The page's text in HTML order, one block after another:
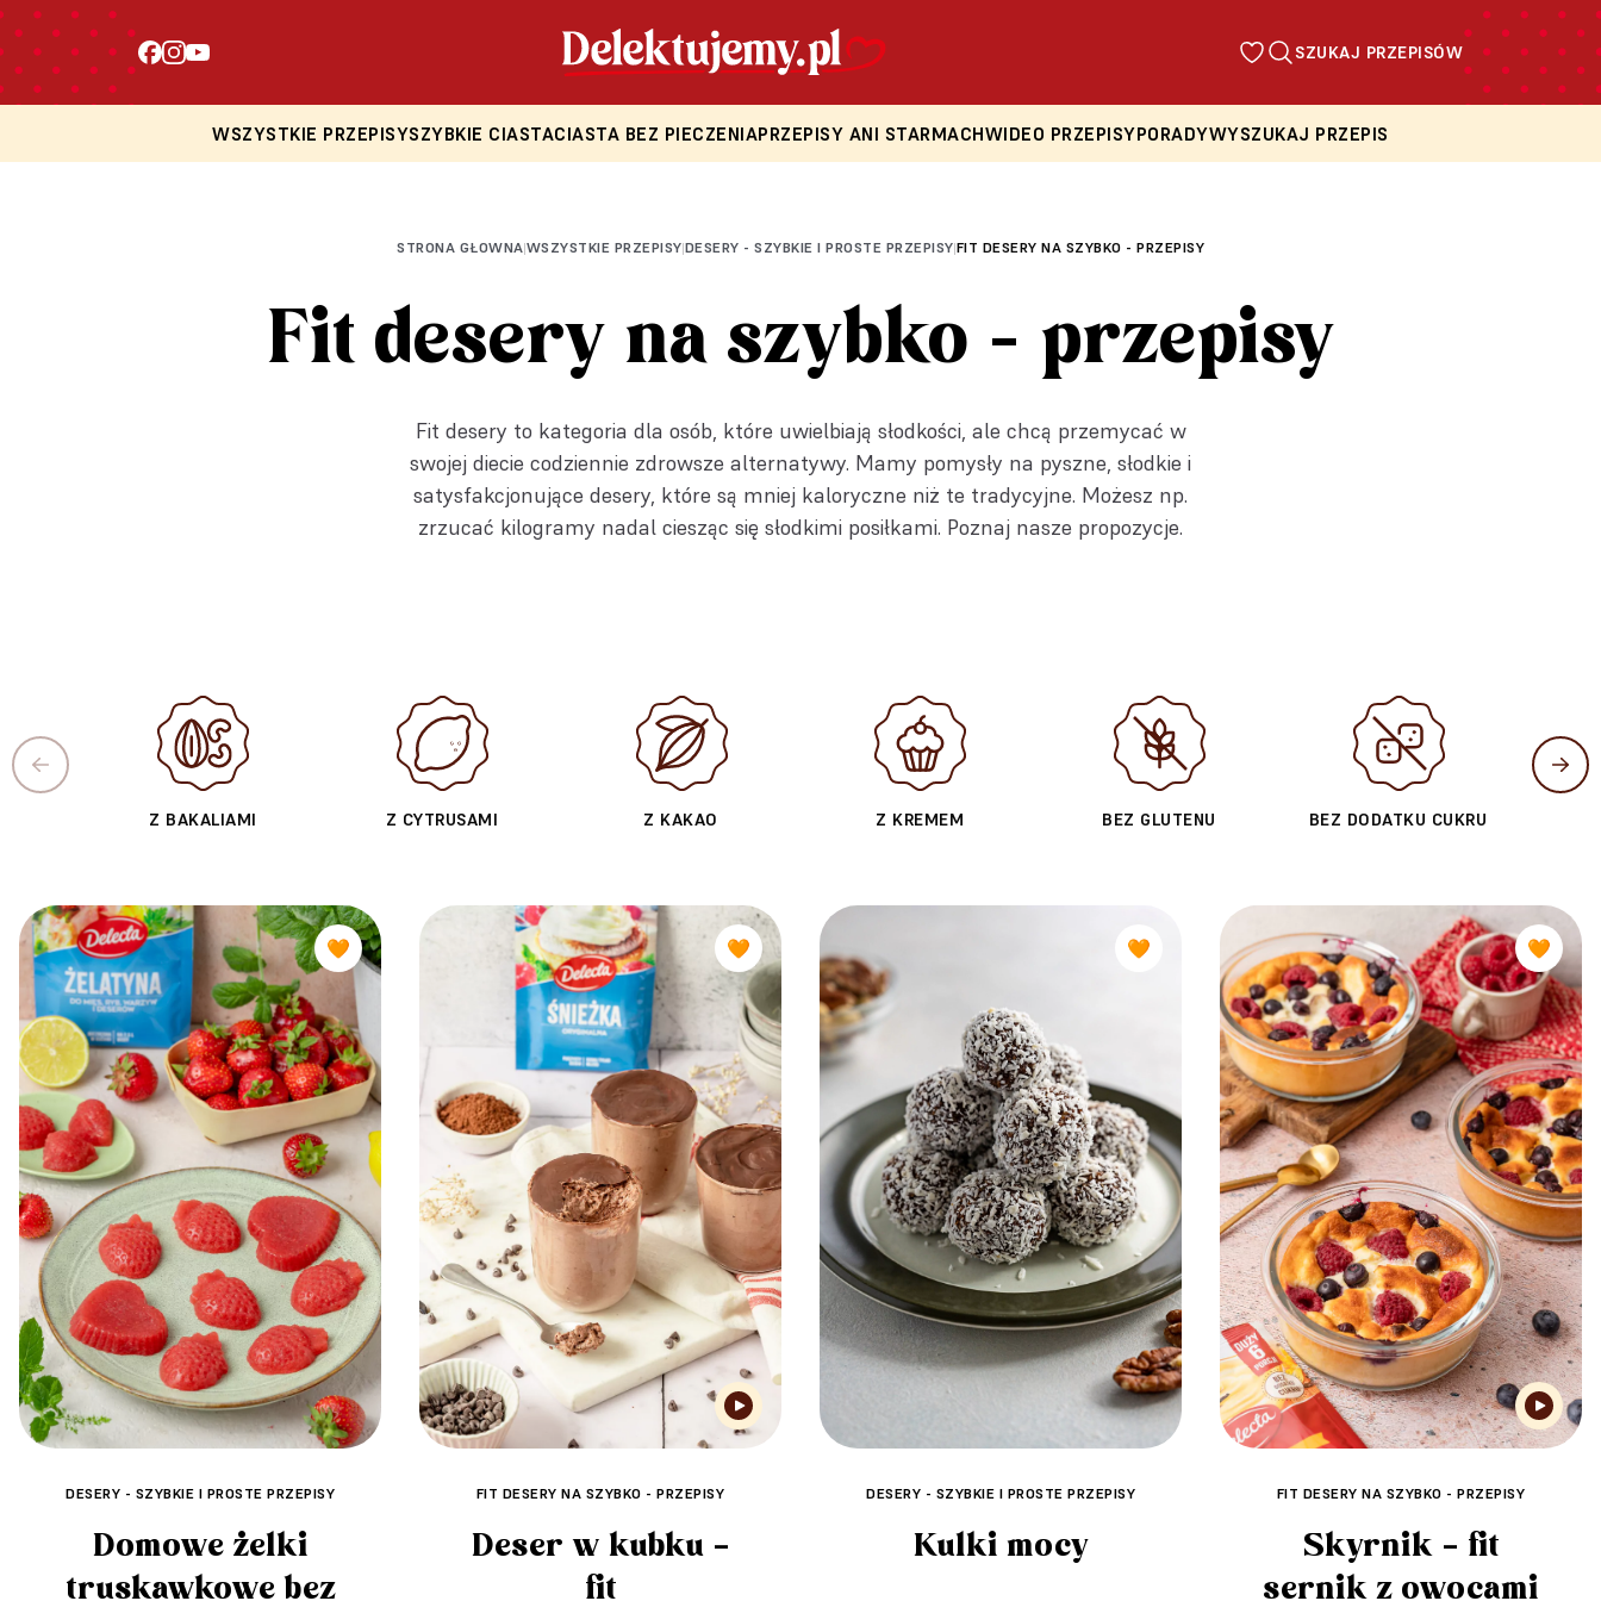
SZUKAJ PRZEPISÓW
WSZYSTKIE PRZEPISYSZYBKIE CIASTACIASTA BEZ PIECZENIAPRZEPISY ANI STARMACHWIDEO PRZEPISYPORADYWYSZUKAJ PRZEPIS
STRONA GŁOWNA|WSZYSTKIE PRZEPISY|DESERY - SZYBKIE I PROSTE PRZEPISY|FIT DESERY NA SZYBKO - PRZEPISY
Fit desery na szybko - przepisy
Fit desery to kategoria dla osób, które uwielbiają słodkości, ale chcą przemycać w
swojej diecie codziennie zdrowsze alternatywy. Mamy pomysły na pyszne, słodkie i
satysfakcjonujące desery, które są mniej kaloryczne niż te tradycyjne. Możesz np.
zrzucać kilogramy nadal ciesząc się słodkimi posiłkami. Poznaj nasze propozycje.
Z BAKALIAMI Z CYTRUSAMI Z KAKAO Z KREMEM BEZ GLUTENU BEZ DODATKU CUKRU
🧡
DESERY - SZYBKIE I PROSTE PRZEPISY
Domowe żelki
truskawkowe bez
🧡
FIT DESERY NA SZYBKO - PRZEPISY
Deser w kubku –
fit
🧡
DESERY - SZYBKIE I PROSTE PRZEPISY
Kulki mocy
🧡
FIT DESERY NA SZYBKO - PRZEPISY
Skyrnik – fit
sernik z owocami